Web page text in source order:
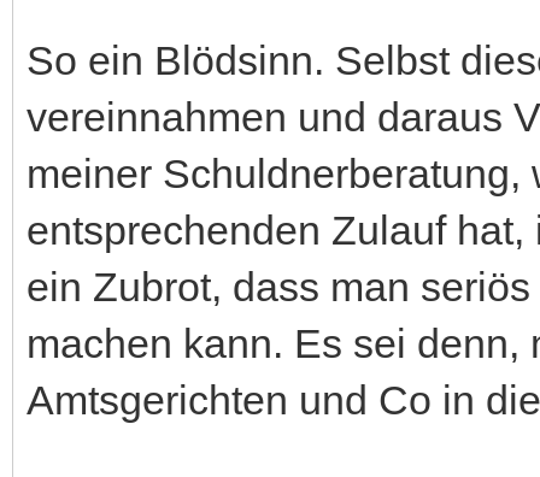
So ein Blödsinn. Selbst
vereinnahmen und daraus
meiner
entsprechenden Zulauf
ein Zubrot, dass man
machen kann. Es sei
Amtsgerichten und Co in